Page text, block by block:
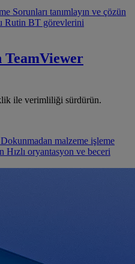
Sorunları tanımlayın ve çözün
Rutin BT görevlerini
TeamViewer
ile verimliliği sürdürün.
Dokunmadan malzeme işleme
Hızlı oryantasyon ve beceri